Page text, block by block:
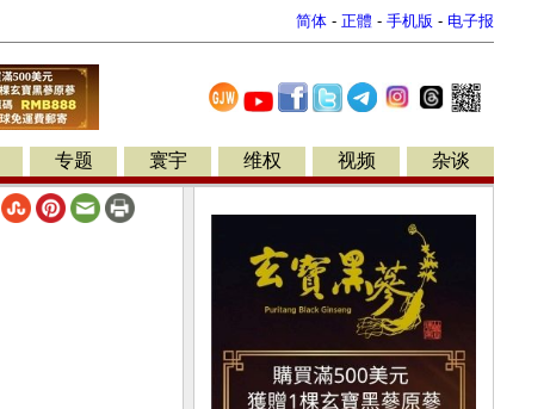
简体 - 正體 - 手机版 - 电子报
专题 寰宇 维权 视频 杂谈